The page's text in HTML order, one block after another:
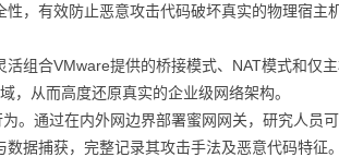
，有效防止恶意攻击代码破坏真实的物理宿主
组合VMware提供的桥接模式、NAT模式和仅
，从而高度还原真实的企业级网络架构。
。通过在内外网边界部署蜜网网关，研究人员
据捕获，完整记录其攻击手法及恶意代码特征